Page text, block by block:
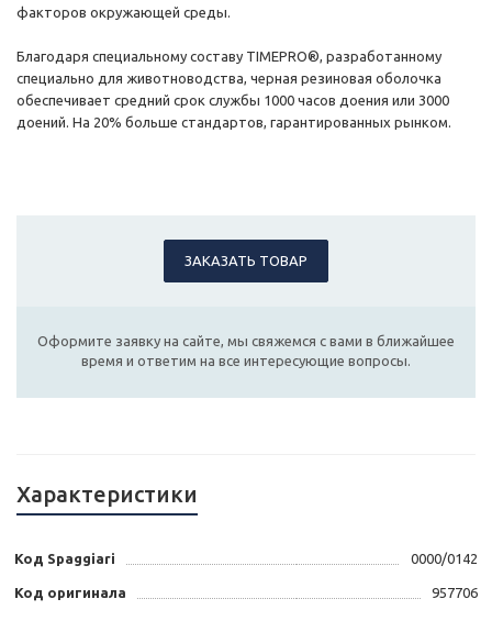
факторов окружающей среды.
Благодаря специальному составу TIMEPRO®, разработанному
специально для животноводства, черная резиновая оболочка
обеспечивает средний срок службы 1000 часов доения или 3000
доений. На 20% больше стандартов, гарантированных рынком.
ЗАКАЗАТЬ ТОВАР
Оформите заявку на сайте, мы свяжемся с вами в ближайшее
время и ответим на все интересующие вопросы.
Характеристики
Код Spaggiari 0000/0142
Код оригинала 957706